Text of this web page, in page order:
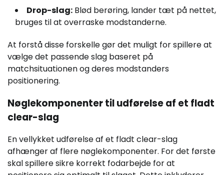
Drop-slag: Blød berøring, lander tæt på nettet,
bruges til at overraske modstanderne.
At forstå disse forskelle gør det muligt for spillere at
vælge det passende slag baseret på
matchsituationen og deres modstanders
positionering.
Nøglekomponenter til udførelse af et fladt
clear-slag
En vellykket udførelse af et fladt clear-slag
afhænger af flere nøglekomponenter. For det første
skal spillere sikre korrekt fodarbejde for at